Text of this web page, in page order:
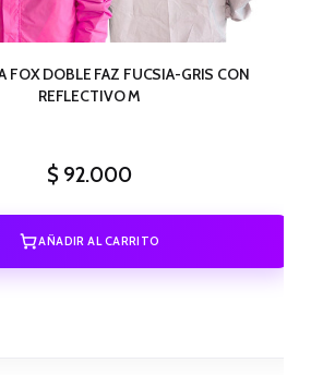
FOX DOBLE FAZ FUCSIA-GRIS CON
REFLECTIVO M
$ 92.000
AÑADIR AL CARRITO